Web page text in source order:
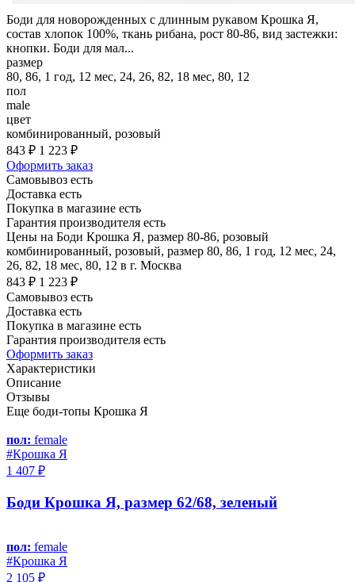
Боди для новорожденных с длинным рукавом Крошка Я,
состав хлопок 100%, ткань рибана, рост 80-86, вид застежки:
кнопки. Боди для мал...
размер
80, 86, 1 год, 12 мес, 24, 26, 82, 18 мес, 80, 12
пол
male
цвет
комбинированный, розовый
843 ₽ 1 223 ₽
Оформить заказ
Самовывоз есть
Доставка есть
Покупка в магазине есть
Гарантия производителя есть
Цены на Боди Крошка Я, размер 80-86, розовый
комбинированный, розовый, размер 80, 86, 1 год, 12 мес, 24,
26, 82, 18 мес, 80, 12 в г. Москва
843 ₽ 1 223 ₽
Самовывоз есть
Доставка есть
Покупка в магазине есть
Гарантия производителя есть
Оформить заказ
Характеристики
Описание
Отзывы
Еще боди-топы Крошка Я
пол: female
#Крошка Я
1 407 ₽
Боди Крошка Я, размер 62/68, зелeный
пол: female
#Крошка Я
2 105 ₽